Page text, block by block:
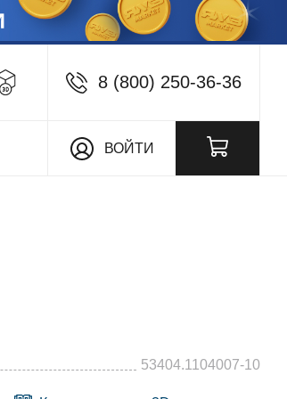
8 (800) 250-36-36
ВОЙТИ
53404.1104007-10